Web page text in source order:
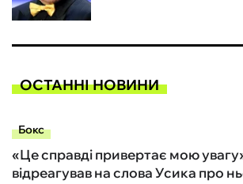
ОСТАННІ НОВИНИ
Бокс
«Це справді привертає мою
відреагував на слова Усика про